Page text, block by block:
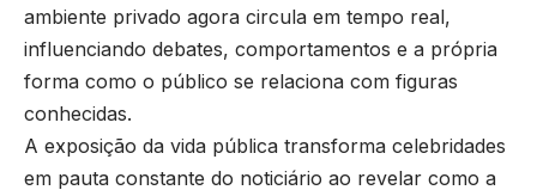
ambiente privado agora circula em tempo real,
influenciando debates, comportamentos e a própria
forma como o público se relaciona com figuras
conhecidas.
A exposição da vida pública transforma celebridades
em pauta constante do noticiário ao revelar como a